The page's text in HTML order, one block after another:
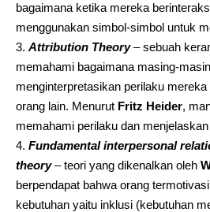
bagaimana ketika mereka
menggunakan simbol-simbol untuk
Attribution Theory– sebuah
memahami bagaimana masing-
menginterpretasikan perilaku
orang lain. Menurut Fritz Heider,
memahami perilaku dan
Fundamental interpersonal
theory – teori yang dikenalkan oleh
berpendapat bahwa orang
kebutuhan yaitu inklusi (kebutuhan